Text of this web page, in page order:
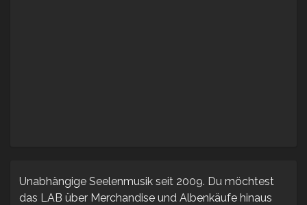
Unabhängige Seelenmusik seit 2009. Du möchtest
das LAB über Merchandise und Albenkäufe hinaus